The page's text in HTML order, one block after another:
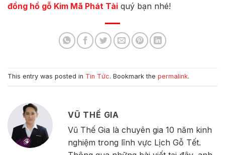
đồng hồ gỗ Kim Mã Phát Tài quý bạn nhé!
This entry was posted in Tin Tức. Bookmark the permalink.
VŨ THẾ GIA
Vũ Thế Gia là chuyên gia 10 năm kinh
nghiệm trong lĩnh vực Lịch Gỗ Tết.